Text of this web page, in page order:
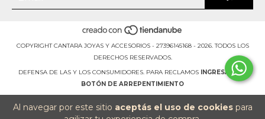
Al navegar por este sitio aceptás el uso de cookiespara
COPYRIGHT CANTARA JOYAS Y ACCESORIOS - 27396145168 - 2026. TODOS LOS
DERECHOS RESERVADOS.
DEFENSA DE LAS Y LOS CONSUMIDORES. PARA RECLAMOS INGRESÁ ACÁ.
BOTÓN DE ARREPENTIMIENTO